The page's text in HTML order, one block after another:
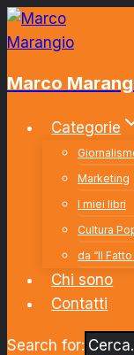
Salta
al
Marco
Categorie
Marketing
I miei libri
Cultura
da “Il
Chi sono
Contatti
Search for: